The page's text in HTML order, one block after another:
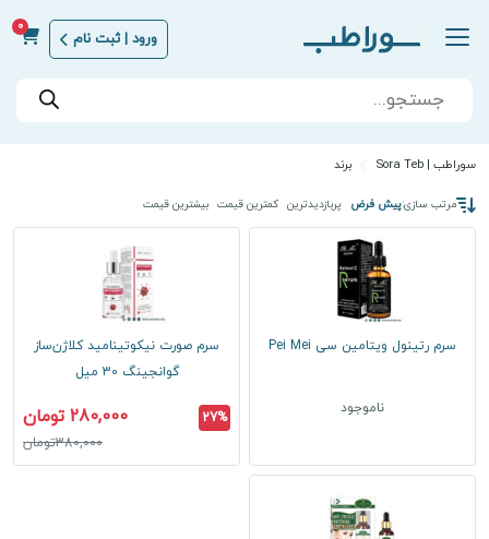
ورود | ثبت نام
0
Products
search
سوراطب | Sora Teb برند
مرتب سازی:پیش فرض پربازدیدترین کمترین قیمت بیشترین قیمت
سرم رتینول ویتامین سی Pei Mei
ناموجود
سرم صورت نیکوتینامید کلاژن‌ساز
گوانجینگ 30 میل
27% 280,000 تومان
380,000تومان